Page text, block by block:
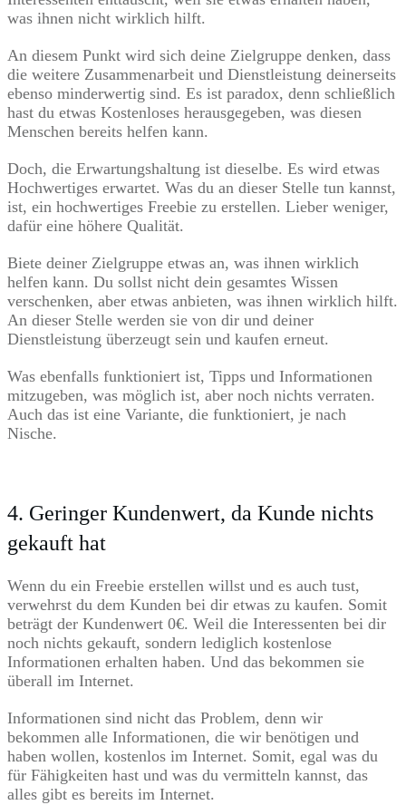
was ihnen nicht wirklich hilft.
An diesem Punkt wird sich deine Zielgruppe denken, dass
die weitere Zusammenarbeit und Dienstleistung deinerseits
ebenso minderwertig sind. Es ist paradox, denn schließlich
hast du etwas Kostenloses herausgegeben, was diesen
Menschen bereits helfen kann.
Doch, die Erwartungshaltung ist dieselbe. Es wird etwas
Hochwertiges erwartet. Was du an dieser Stelle tun kannst,
ist, ein hochwertiges Freebie zu erstellen. Lieber weniger,
dafür eine höhere Qualität.
Biete deiner Zielgruppe etwas an, was ihnen wirklich
helfen kann. Du sollst nicht dein gesamtes Wissen
verschenken, aber etwas anbieten, was ihnen wirklich hilft.
An dieser Stelle werden sie von dir und deiner
Dienstleistung überzeugt sein und kaufen erneut.
Was ebenfalls funktioniert ist, Tipps und Informationen
mitzugeben, was möglich ist, aber noch nichts verraten.
Auch das ist eine Variante, die funktioniert, je nach
Nische.
4. Geringer Kundenwert, da Kunde nichts
gekauft hat
Wenn du ein Freebie erstellen willst und es auch tust,
verwehrst du dem Kunden bei dir etwas zu kaufen. Somit
beträgt der Kundenwert 0€. Weil die Interessenten bei dir
noch nichts gekauft, sondern lediglich kostenlose
Informationen erhalten haben. Und das bekommen sie
überall im Internet.
Informationen sind nicht das Problem, denn wir
bekommen alle Informationen, die wir benötigen und
haben wollen, kostenlos im Internet. Somit, egal was du
für Fähigkeiten hast und was du vermitteln kannst, das
alles gibt es bereits im Internet.